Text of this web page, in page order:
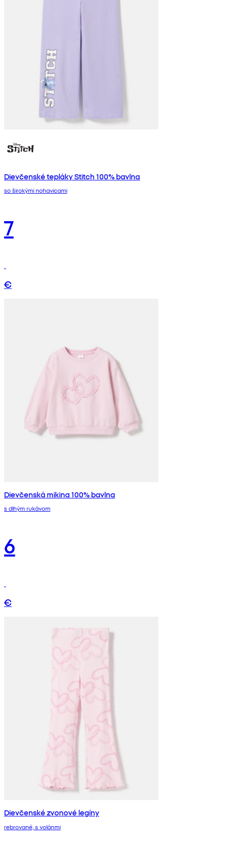
Dievčenské tepláky Stitch 100% bavlna
so širokými nohavicami
7
€
Dievčenská mikina 100% bavlna
s dlhým rukávom
6
€
Dievčenské zvonové legíny
rebrované, s volánmi